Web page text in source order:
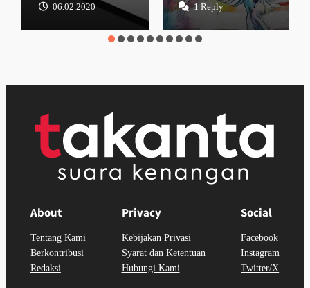
06.02.2020 1 Reply
About
Tentang Kami
Berkontribusi
Redaksi
Privacy
Kebijakan Privasi
Syarat dan Ketentuan
Hubungi Kami
Social
Facebook
Instagram
Twitter/X